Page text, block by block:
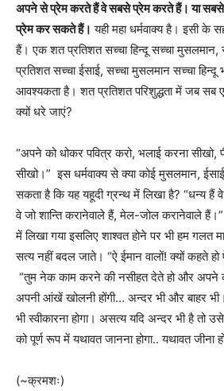
अपने से प्रेम करते हैं वे सबसे प्रेम करते हैं। या
प्रेम कर सकते हैं। यही महा धर्मवाक्य है। इसी के
हैं। एक शत प्रतिशत सच्चा हिन्दू सच्चा मुसलमान,
प्रतिशत सच्चा ईसाई, सच्चा मुसलमान सच्चा हिन्दू
आवश्यकता है। शत प्रतिशत परिशुद्धता में जब सब
क्यों धरे जाएं?
“अपने को धोकर पवित्र करो, भलाई करना सीखो,
सीखो।” इस धर्मवाक्य से क्या कोई मुसलमान,
सकता है कि यह यहूदी ग्रन्थ में लिखा है? “धन्य हैं
वे जो शान्ति करानेवाले हैं, मेल-जोल करानेवाले
में लिखा गया इसलिए शाश्वत होने पर भी हम गलत
सत्य नहीं बदल जाते। “ऐ ईमान वालों! क्यों कहते हो
“तुम नेक काम करने की नसीहत देते हो और अपने
अपनी आंखें खोलनी होंगी… अन्दर भी और बाहर
भी स्वीकारना होगा। असत्य यदि अन्दर भी है तो उसे
को पूर्ण रूप में यथावत जानना होगा.. यथावत जीना
(~क्रमशः)